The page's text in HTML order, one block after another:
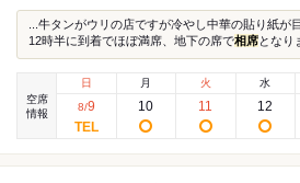
...牛タンがウリの店ですが冷やし中華の貼り紙が
12時半に到着でほぼ満席、地下の席で相席となり
空席
情報
日
8/9
月
10
火
11
水
12